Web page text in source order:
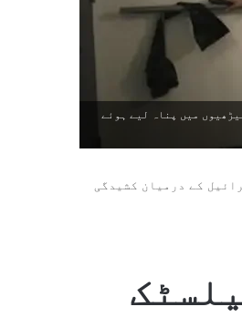
سیڑھیوں میں پناہ لیے ہوئے
کے درمیان کشیدگی